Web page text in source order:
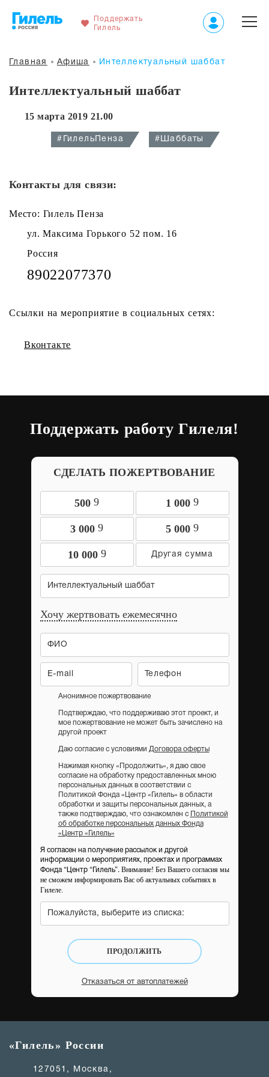
Поддержать
Гилель
Главная Афиша Интеллектуальный шаббат
Интеллектуальный шаббат
15 марта 2019 21.00
#ГилельПенза #Шаббаты
Контакты для связи:
Место: Гилель Пенза
ул. Максима Горького 52 пом. 16
Россия
89022077370
Ссылки на мероприятие в социальных сетях:
Вконтакте
Поддержать работу Гилеля!
СДЕЛАТЬ ПОЖЕРТВОВАНИЕ
500 9 1 000 9
3 000 9 5 000 9
10 000 9
Интеллектуальный шаббат
Хочу жертвовать ежемесячно
Анонимное пожертвование
Подтверждаю, что поддерживаю этот проект, и
мое пожертвование не может быть зачислено на
другой проект
Даю согласие с условиями Договора оферты
Нажимая кнопку «Продолжить», я даю свое
согласие на обработку предоставленных мною
персональных данных в соответствии с
Политикой Фонда «Центр «Гилель» в области
обработки и защиты персональных данных, а
также подтверждаю, что ознакомлен с
Политикой
об обработке персональных данных Фонда
«Центр «Гилель»
Я согласен на получение рассылок и другой
информации о мероприятиях, проектах и программах
Фонда “Центр “Гилель”. Внимание! Без Вашего согласия мы
не сможем информировать Вас об актуальных событиях в
Гилеле.
Пожалуйста, выберите из списка:
ПРОДОЛЖИТЬ
Отказаться от автоплатежей
«Гилель» России
127051, Москва,